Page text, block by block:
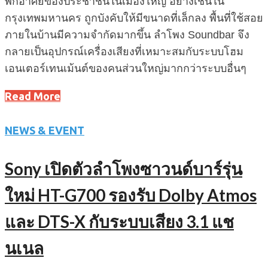
กรุงเทพมหานคร ถูกบังคับให้มีขนาดที่เล็กลง พื้นที่ใช้สอย
ภายในบ้านมีความจำกัดมากขึ้น ลำโพง Soundbar จึง
กลายเป็นอุปกรณ์เครื่องเสียงที่เหมาะสมกับระบบโฮม
เอนเตอร์เทนเม้นต์ของคนส่วนใหญ่มากกว่าระบบอื่นๆ
Read More
NEWS & EVENT
Sony เปิดตัวลำโพงซาวนด์บาร์รุ่น
ใหม่ HT-G700 รองรับ Dolby Atmos
และ DTS-X กับระบบเสียง 3.1 แช
นเนล